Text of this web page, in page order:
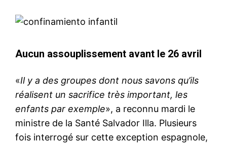
Aucun assouplissement avant le 26 avril
«Il y a des groupes dont nous savons qu’ils
réalisent un sacrifice très important, les
enfants par exemple», a reconnu mardi le
ministre de la Santé Salvador Illa. Plusieurs
fois interrogé sur cette exception espagnole,